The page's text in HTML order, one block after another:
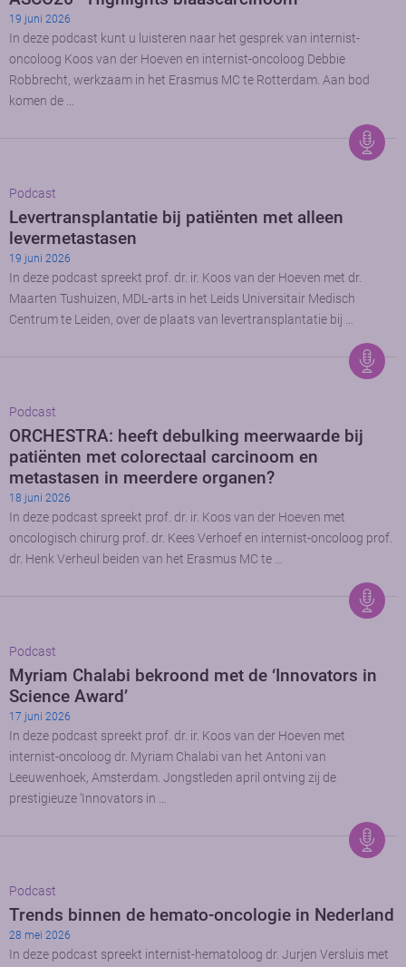
19 juni 2026
In deze podcast kunt u luisteren naar het gesprek van internist-
oncoloog Koos van der Hoeven en internist-oncoloog Debbie
Robbrecht, werkzaam in het Erasmus MC te Rotterdam. Aan bod
komen de …
Podcast
Levertransplantatie bij patiënten met alleen
levermetastasen
19 juni 2026
In deze podcast spreekt prof. dr. ir. Koos van der Hoeven met dr.
Maarten Tushuizen, MDL-arts in het Leids Universitair Medisch
Centrum te Leiden, over de plaats van levertransplantatie bij …
Podcast
ORCHESTRA: heeft debulking meerwaarde bij
patiënten met colorectaal carcinoom en
metastasen in meerdere organen?
18 juni 2026
In deze podcast spreekt prof. dr. ir. Koos van der Hoeven met
oncologisch chirurg prof. dr. Kees Verhoef en internist-oncoloog prof.
dr. Henk Verheul beiden van het Erasmus MC te …
Podcast
Myriam Chalabi bekroond met de ‘Innovators in
Science Award’
17 juni 2026
In deze podcast spreekt prof. dr. ir. Koos van der Hoeven met
internist-oncoloog dr. Myriam Chalabi van het Antoni van
Leeuwenhoek, Amsterdam. Jongstleden april ontving zij de
prestigieuze ‘Innovators in …
Podcast
Trends binnen de hemato-oncologie in Nederland
28 mei 2026
In deze podcast spreekt internist-hematoloog dr. Jurjen Versluis met